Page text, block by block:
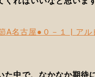
名古屋●０－１ | アル
中で、なかなか期待